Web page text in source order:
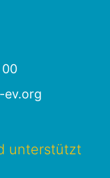
00
ev.org
unterstützt